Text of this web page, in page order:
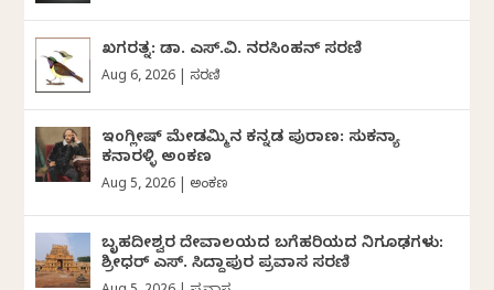
ಖಗರತ್ನ: ಡಾ. ಎಸ್.ವಿ. ನರಸಿಂಹನ್‌‌ ಸರಣಿ
Aug 6, 2026 ಸರಣಿ
ಇಂಗ್ಲೀಷ್ ಮೇಡಮ್ಮಿನ ಕನ್ನಡ ಪುರಾಣ: ಸುಕನ್ಯಾ
ಕನಾರಳ್ಳಿ ಅಂಕಣ
Aug 5, 2026 ಅಂಕಣ
ಬೃಹದೀಶ್ವರ ದೇವಾಲಯದ ಬಗೆಹರಿಯದ ನಿಗೂಢಗಳು:
ಶ್ರೀಧರ್‌ ಎಸ್.‌ ಸಿದ್ದಾಪುರ ಪ್ರವಾಸ ಸರಣಿ